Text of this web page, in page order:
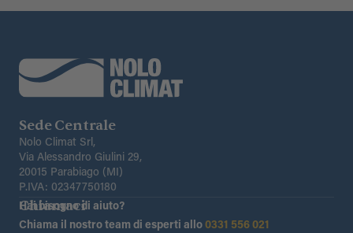
Sede Centrale
Nolo Climat Srl,
Via Alessandro Giulini 29,
20015 Parabiago (MI)
P.IVA: 02347750180
Chiamaci
Hai bisogno di aiuto?
Chiama il nostro team di esperti allo 0331 556 021